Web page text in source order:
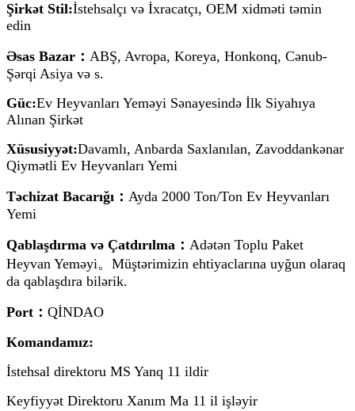
Şirkət Stil:İstehsalçı və İxracatçı, OEM xidməti təmin
edin
Əsas Bazar： ABŞ, Avropa, Koreya, Honkonq, Cənub-
Şərqi Asiya və s.
Güc:Ev Heyvanları Yeməyi Sənayesində İlk Siyahıya
Alınan Şirkət
Xüsusiyyət:Davamlı, Anbarda Saxlanılan, Zavoddankənar
Qiymətli Ev Heyvanları Yemi
Təchizat Bacarığı： Ayda 2000 Ton/Ton Ev Heyvanları
Yemi
Qablaşdırma və Çatdırılma： Adətən Toplu Paket
Heyvan Yeməyi。Müştərimizin ehtiyaclarına uyğun olaraq
da qablaşdıra bilərik.
Port： QİNDAO
Komandamız:
İstehsal direktoru MS Yanq 11 ildir
Keyfiyyət Direktoru Xanım Ma 11 il işləyir